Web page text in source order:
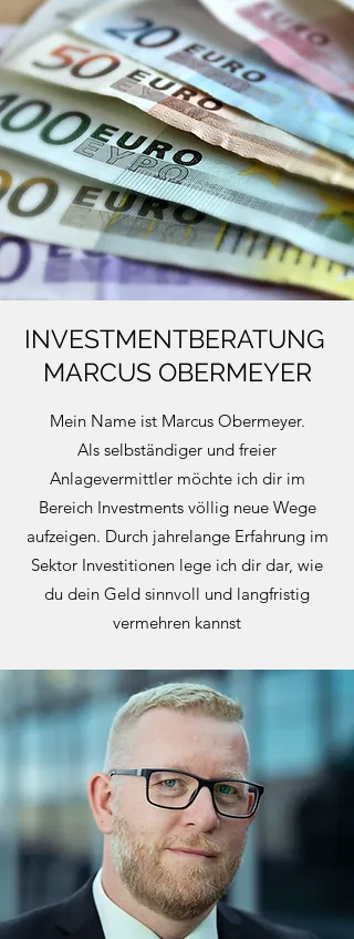
INVESTMENTBERATUNG
MARCUS OBERMEYER
Mein Name ist Marcus Obermeyer.
Als selbständiger und freier
Anlagevermittler möchte ich dir im
Bereich Investments völlig neue Wege
aufzeigen. Durch jahrelange Erfahrung im
Sektor Investitionen lege ich dir dar, wie
du dein Geld sinnvoll und langfristig
vermehren kannst